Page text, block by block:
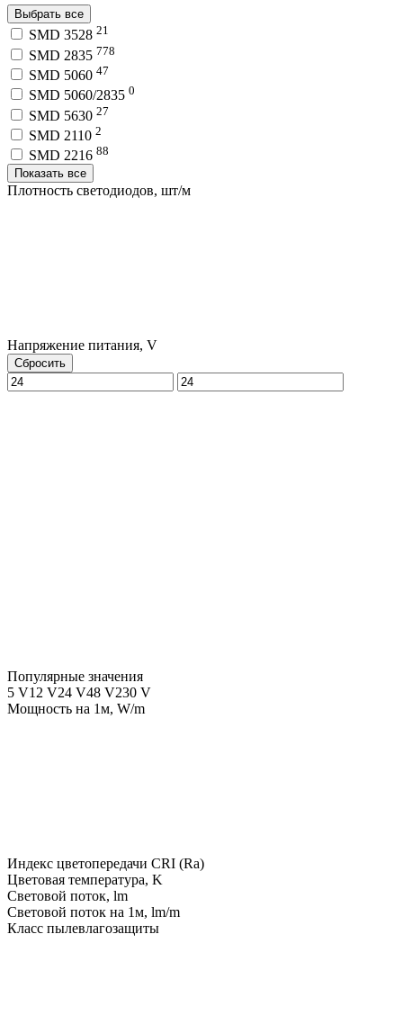
Выбрать все
SMD 3528 21
SMD 2835 778
SMD 5060 47
SMD 5060/2835 0
SMD 5630 27
SMD 2110 2
SMD 2216 88
Показать все
Плотность светодиодов, шт/м
Напряжение питания, V
Сбросить
Популярные значения
5 V12 V24 V48 V230 V
Мощность на 1м, W/m
Индекс цветопередачи CRI (Ra)
Цветовая температура, K
Световой поток, lm
Световой поток на 1м, lm/m
Класс пылевлагозащиты